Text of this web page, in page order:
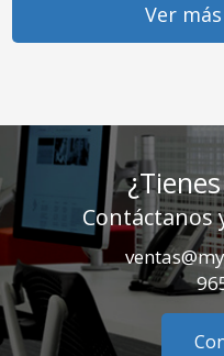
Ver
Contáctanos